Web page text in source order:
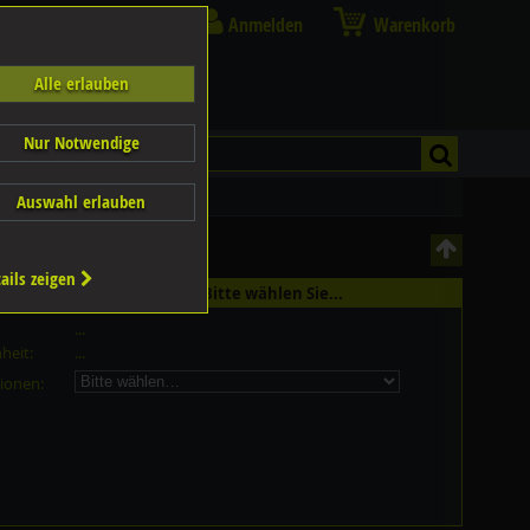
Anmelden Warenkorb
in 9 Grössen erhältlich - Bitte wählen Sie...
...
...
Alle erlauben
Nur Notwendige
Auswahl erlauben
zeigen